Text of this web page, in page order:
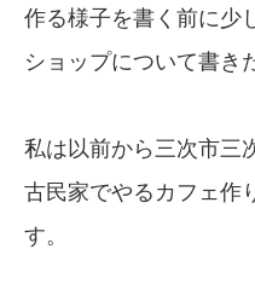
作る様子を書く前に少
ショップについて書き
私は以前から三次市三
古民家でやるカフェ作
す。